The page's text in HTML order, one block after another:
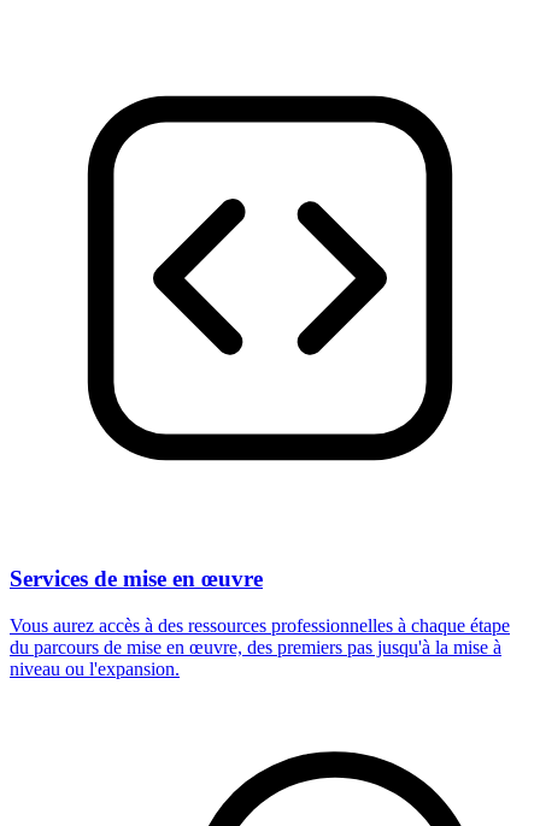
Services de mise en œuvre
Vous aurez accès à des ressources professionnelles à chaque étape
du parcours de mise en œuvre, des premiers pas jusqu'à la mise à
niveau ou l'expansion.